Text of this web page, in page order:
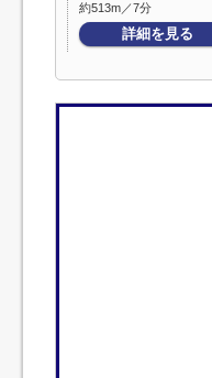
約513m／7分
詳細を見る